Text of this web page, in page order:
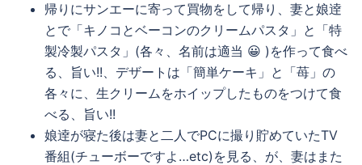
帰りにサンエーに寄って買物をして帰り、妻と娘逹
とで「キノコとベーコンのクリームパスタ」と「特
製冷製パスタ」(各々、名前は適当 😀 )を作って食べ
る、旨い!!、デザートは「簡単ケーキ」と「苺」の
各々に、生クリームをホイップしたものをつけて食
べる、旨い!!
娘逹が寝た後は妻と二人でPCに撮り貯めていたTV
番組(チューボーですよ…etc)を見る、が、妻はまた